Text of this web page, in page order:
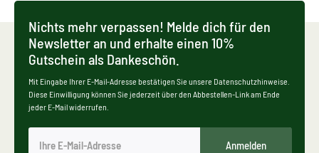
Nichts mehr verpassen! Melde dich für den
Newsletter an und erhalte einen 10%
Gutschein als Dankeschön.
Mit Eingabe Ihrer E-Mail-Adresse bestätigen Sie unsere Datenschutzhinweise.
Diese Einwilligung können Sie jederzeit über den Abbestellen-Link am Ende
jeder E-Mail widerrufen.
Anmelden